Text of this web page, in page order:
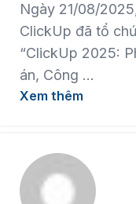
Ngày 21/08/
ClickUp đã tổ
“ClickUp 2025:
án, Công ...
Xem thêm